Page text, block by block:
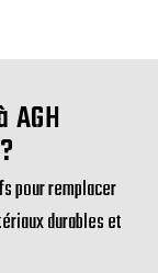
pour remplacer
durables et